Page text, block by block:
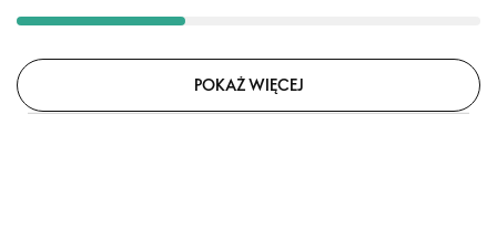
POKAŻ WIĘCEJ